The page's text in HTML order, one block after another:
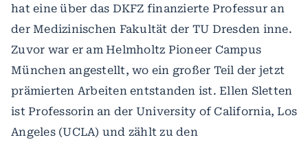
hat eine über das DKFZ finanzierte Professur an
der Medizinischen Fakultät der TU Dresden inne.
Zuvor war er am Helmholtz Pioneer Campus
München angestellt, wo ein großer Teil der jetzt
prämierten Arbeiten entstanden ist. Ellen Sletten
ist Professorin an der University of California, Los
Angeles (UCLA) und zählt zu den